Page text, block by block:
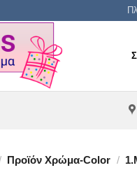
Προϊόν Χρώμα-Color /